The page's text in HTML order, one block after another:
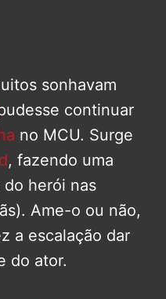
sonhavam
continuar
no MCU. Surge
, fazendo uma
do herói nas
Ame-o ou não,
a escalação dar
do ator.